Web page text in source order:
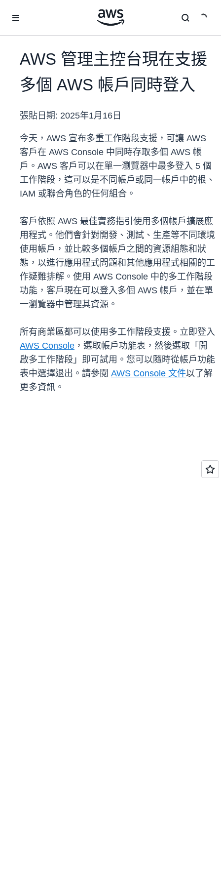
AWS 管理主控台現在支援
多個 AWS 帳戶同時登入
張貼日期: 2025年1月16日
今天，AWS 宣布多重工作階段支援，可讓 AWS
客戶在 AWS Console 中同時存取多個 AWS 帳
戶。AWS 客戶可以在單一瀏覽器中最多登入 5 個
工作階段，這可以是不同帳戶或同一帳戶中的根、
IAM 或聯合角色的任何組合。
客戶依照 AWS 最佳實務指引使用多個帳戶擴展應
用程式。他們會針對開發、測試、生產等不同環境
使用帳戶，並比較多個帳戶之間的資源組態和狀
態，以進行應用程式問題和其他應用程式相關的工
作疑難排解。使用 AWS Console 中的多工作階段
功能，客戶現在可以登入多個 AWS 帳戶，並在單
一瀏覽器中管理其資源。
所有商業區都可以使用多工作階段支援。立即登入
AWS Console ，選取帳戶功能表，然後選取「開
啟多工作階段」即可試用。您可以隨時從帳戶功能
表中選擇退出。請參閱 AWS Console 文件以了解
更多資訊。